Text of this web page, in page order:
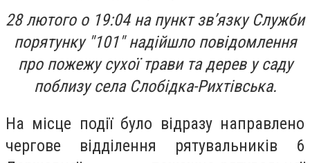
28 лютого о 19:04 на пункт зв’язку Служби
порятунку "101" надійшло повідомлення
про пожежу сухої трави та дерев у саду
поблизу села Слобідка-Рихтівська.
На місце події було відразу направлено
чергове відділення рятувальників 6